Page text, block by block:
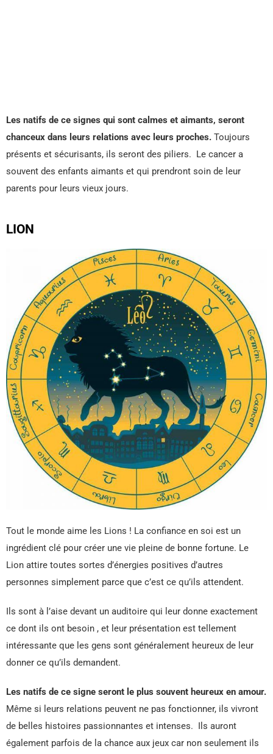
Les natifs de ce signes qui sont calmes et aimants, seront
chanceux dans leurs relations avec leurs proches. Toujours
présents et sécurisants, ils seront des piliers. Le cancer a
souvent des enfants aimants et qui prendront soin de leur
parents pour leurs vieux jours.
LION
Tout le monde aime les Lions ! La confiance en soi est un
ingrédient clé pour créer une vie pleine de bonne fortune. Le
Lion attire toutes sortes d’énergies positives d’autres
personnes simplement parce que c’est ce qu’ils attendent.
Ils sont à l’aise devant un auditoire qui leur donne exactement
ce dont ils ont besoin , et leur présentation est tellement
intéressante que les gens sont généralement heureux de leur
donner ce qu’ils demandent.
Les natifs de ce signe seront le plus souvent heureux en amour.
Même si leurs relations peuvent ne pas fonctionner, ils vivront
de belles histoires passionnantes et intenses. Ils auront
également parfois de la chance aux jeux car non seulement ils